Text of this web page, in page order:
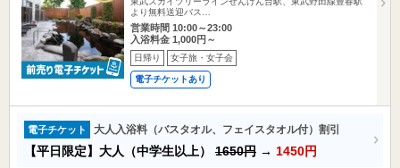
より無料送迎バス…
営業時間 10:00～23:00
入浴料金 1,000円～
日帰り 女子旅・女子会
電子チケットあり
電子チケット 大人入浴料（バスタオル、フェイスタオル付）割引
【平日限定】大人（中学生以上） 1650円 → 1450円